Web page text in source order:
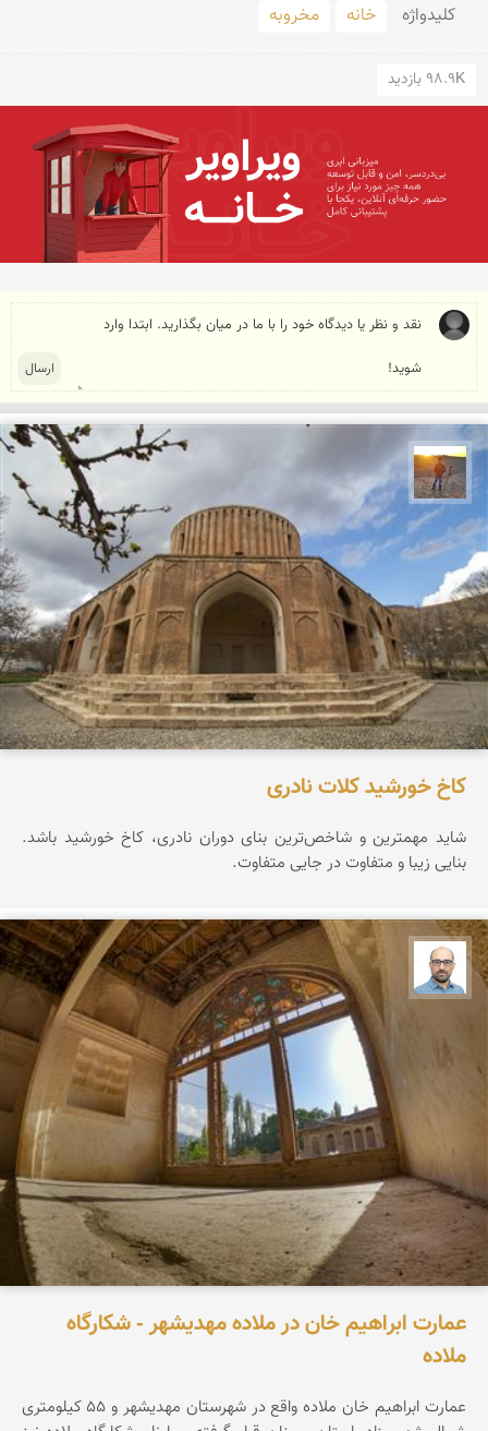
کلید‌واژه خانه مخروبه
98.9K بازدید
مهدی مخلصیان
کاخ خورشید کلات نادری
شاید مهمترین و شاخص‌ترین بنای دوران نادری، کاخ خورشید باشد.
بنایی زیبا و متفاوت در جایی متفاوت.
بابک ارجمندی
عمارت ابراهیم خان در ملاده مهدیشهر - شکارگاه
ملاده
عمارت ابراهیم خان ملاده واقع در شهرستان مهدیشهر و ۵۵ کیلومتری